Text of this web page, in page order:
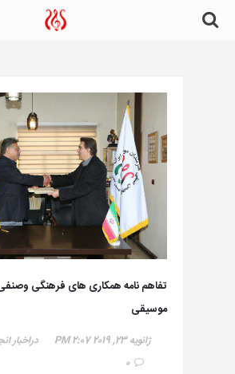
تفاهم نامه همکاری های فرهنگی وصنفی
موسیقی
ژانویه 23, 2019 2:07 PM دراخبار
0